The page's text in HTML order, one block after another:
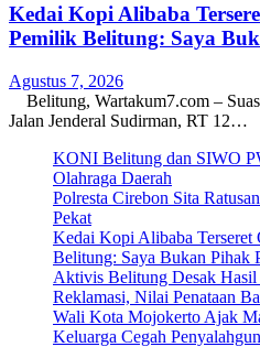
Kedai Kopi Alibaba
Pemilik Belitung: Saya
Agustus 7, 2026
Belitung, Wartakum7.com –
Jalan Jenderal Sudirman, RT 12…
KONI Belitung dan SIWO
Olahraga Daerah
Polresta Cirebon Sita
Pekat
Kedai Kopi Alibaba Terseret
Belitung: Saya Bukan Pihak
Aktivis Belitung Desak Hasil
Reklamasi, Nilai Penataan
Wali Kota Mojokerto Ajak
Keluarga Cegah